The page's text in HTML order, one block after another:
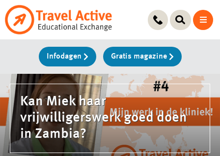
Ga
naar
Infodagen Gratis magazine
Kan Miek haar
vrijwilligerswerk goed doen
in Zambia?